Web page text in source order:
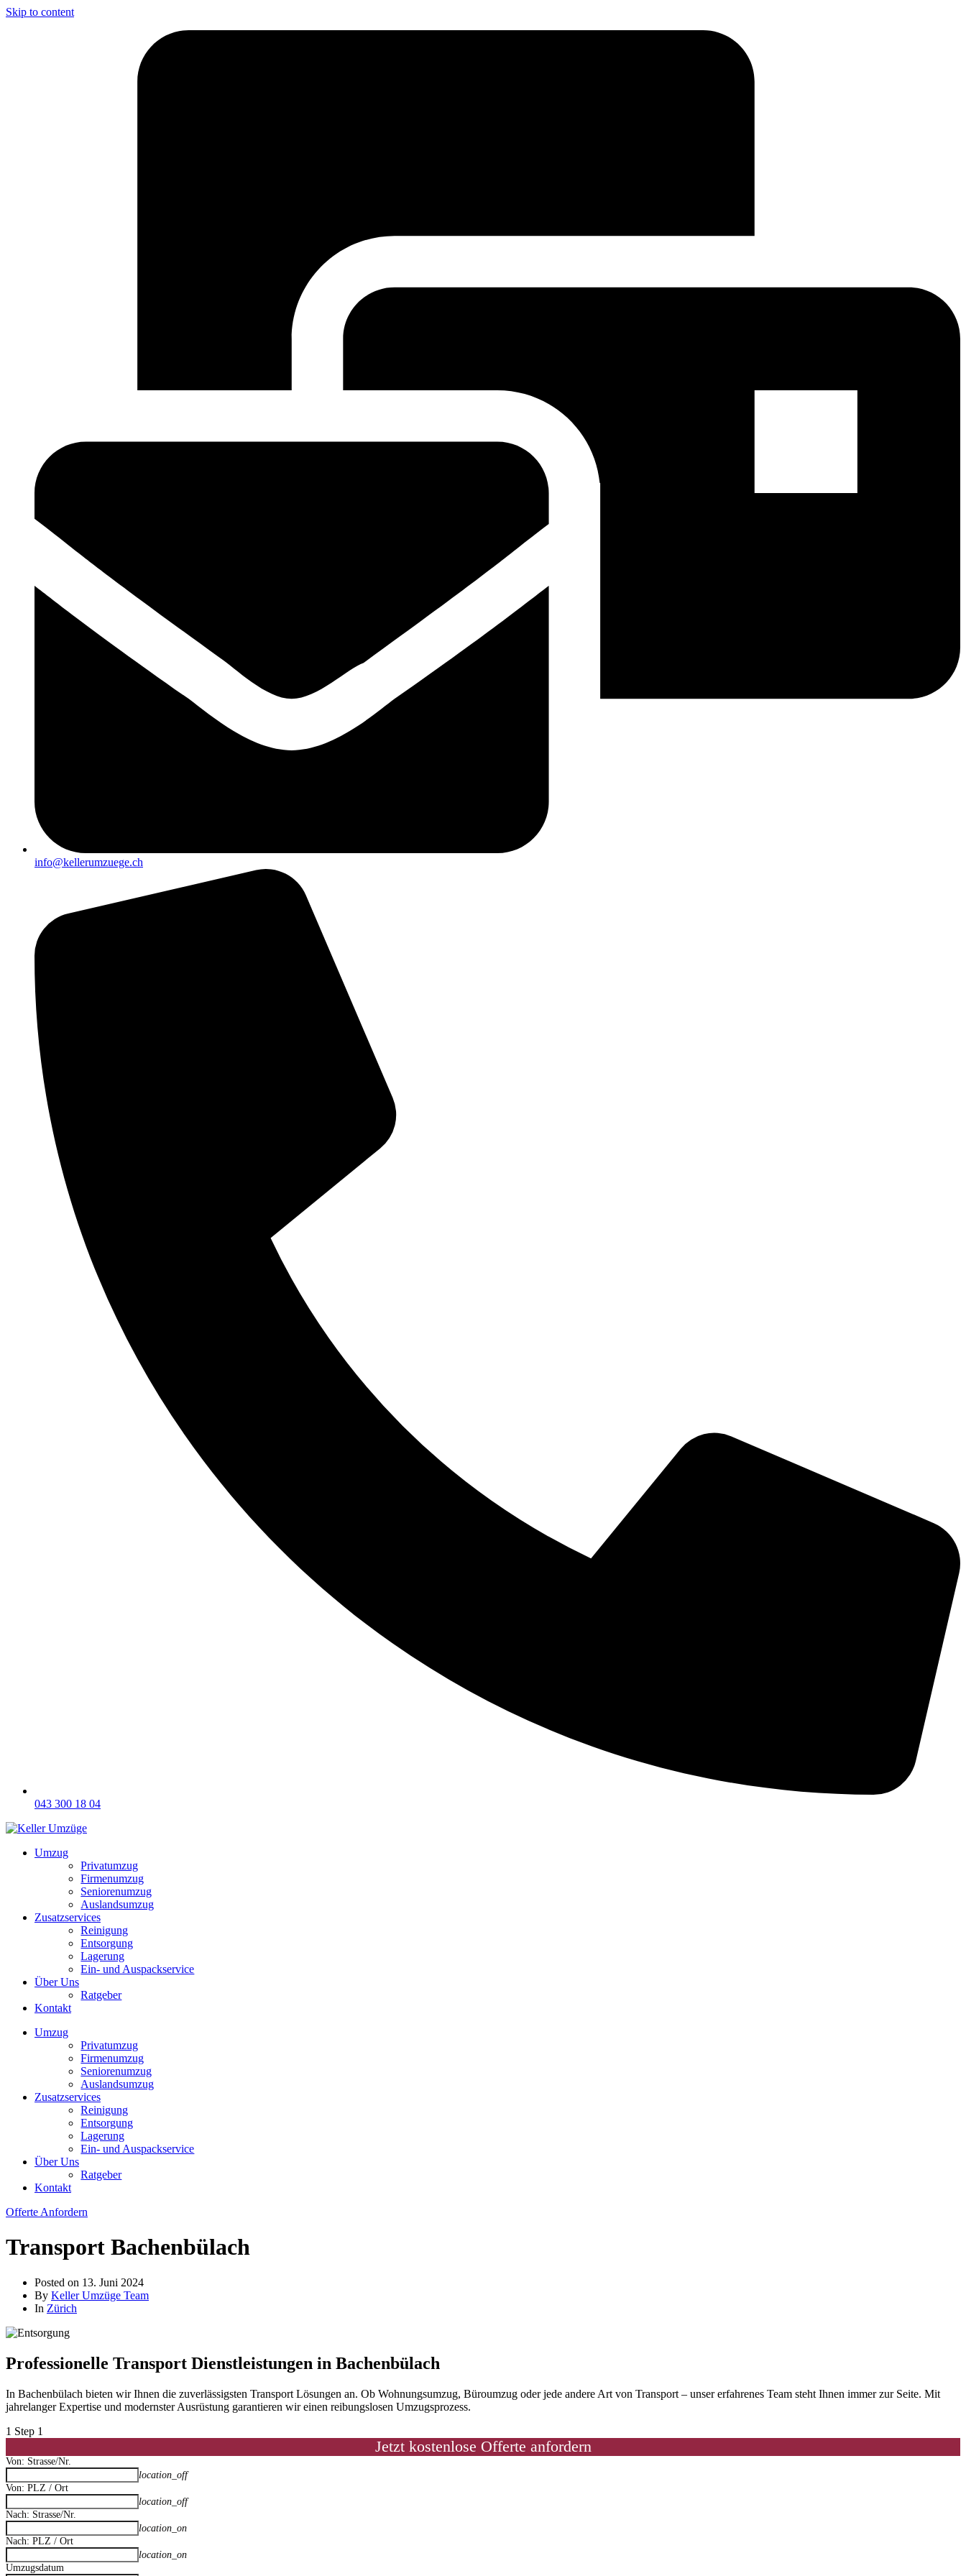
Skip to content
info@kellerumzuege.ch
043 300 18 04
Umzug
Privatumzug
Firmenumzug
Seniorenumzug
Auslandsumzug
Zusatzservices
Reinigung
Entsorgung
Lagerung
Ein- und Auspackservice
Über Uns
Ratgeber
Kontakt
Umzug
Privatumzug
Firmenumzug
Seniorenumzug
Auslandsumzug
Zusatzservices
Reinigung
Entsorgung
Lagerung
Ein- und Auspackservice
Über Uns
Ratgeber
Kontakt
Offerte Anfordern
Transport Bachenbülach
Posted on 13. Juni 2024
By Keller Umzüge Team
In Zürich
Professionelle Transport Dienstleistungen in Bachenbülach
In Bachenbülach bieten wir Ihnen die zuverlässigsten Transport Lösungen an. Ob Wohnungsumzug, Büroumzug oder jede andere Art von Transport – unser erfahrenes Team steht Ihnen immer zur Seite. Mit
jahrelanger Expertise und modernster Ausrüstung garantieren wir einen reibungslosen Umzugsprozess.
1 Step 1
Jetzt kostenlose Offerte anfordern
Von: Strasse/Nr.
location_off
Von: PLZ / Ort
location_off
Nach: Strasse/Nr.
location_on
Nach: PLZ / Ort
location_on
Umzugsdatum